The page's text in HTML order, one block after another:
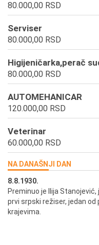
80.000,00 RSD
Serviser
80.000,00 RSD
Higijeničarka,perač
80.000,00 RSD
AUTOMEHANICAR
120.000,00 RSD
Veterinar
60.000,00 RSD
NA DANAŠNJI DAN
8.8.1930.
Preminuo je Ilija
prvi srpski režiser, jedan
krajevima.